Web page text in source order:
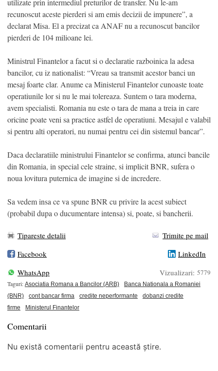
recunoscut aceste pierderi si am emis decizii de impunere”, a
declarat Misa. El a precizat ca ANAF nu a recunoscut bancilor
pierderi de 104 milioane lei.
Ministrul Finantelor a facut si o declaratie razboinica la adesa
bancilor, cu iz nationalist: “Vreau sa transmit acestor banci un
mesaj foarte clar. Anume ca Ministerul Finantelor cunoaste toate
operatiunile lor si nu le mai tolereaza. Suntem o tara moderna,
avem specialisti. Romania nu este o tara de mana a treia in care
oricine poate veni sa practice astfel de operatiuni. Mesajul e valabil
si pentru alti operatori, nu numai pentru cei din sistemul bancar”.
Daca declaratiile ministrului Finantelor se confirma, atunci bancile
din Romania, in special cele straine, si implicit BNR, sufera o
noua lovitura puternica de imagine si de incredere.
Sa vedem insa ce va spune BNR cu privire la acest subiect
(probabil dupa o ducumentare intensa) si, poate, si bancherii.
Tipareste detalii
Trimite pe mail
Facebook
LinkedIn
WhatsApp
Vizualizari: 5779
Taguri: Asociatia Romana a Bancilor (ARB)
Banca Nationala a Romaniei
(BNR)
cont bancar firma credite neperformante
dobanzi credite
firme
Ministerul Finantelor
Comentarii
Nu există comentarii pentru această știre.